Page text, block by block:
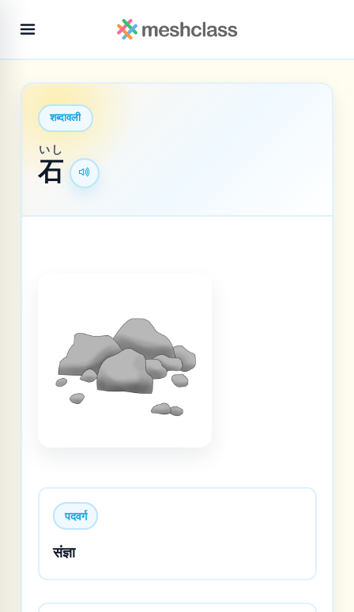
शब्दावली
石
いし
पदवर्ग
संज्ञा